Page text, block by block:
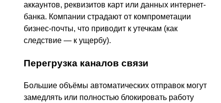
аккаунтов, реквизитов карт или данных интернет-
банка. Компании страдают от компрометации
бизнес-почты, что приводит к утечкам (как
следствие — к ущербу).
Перегрузка каналов связи
Большие объёмы автоматических отправок могут
замедлять или полностью блокировать работу